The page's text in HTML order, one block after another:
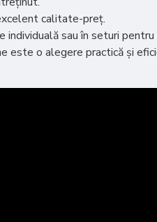
calitate-preț.
sau în seturi
este o alegere practică și